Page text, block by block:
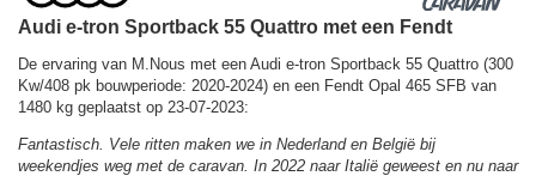
Audi e-tron Sportback 55 Quattro met een Fendt
De ervaring van M.Nous met een Audi e-tron Sportback 55 Quattro (300
Kw/408 pk bouwperiode: 2020-2024) en een Fendt Opal 465 SFB van
1480 kg geplaatst op 23-07-2023:
Fantastisch. Vele ritten maken we in Nederland en België bij
weekendjes weg met de caravan. In 2022 naar Italië geweest en nu naar